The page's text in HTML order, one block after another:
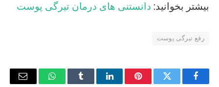
بیشتر بخوانید: دانستنی های درمان تیرگی پوست
رفع تیرگی پوست
فیس
توییتر پینترستلینکدین Tumblr واتس
ایمیل